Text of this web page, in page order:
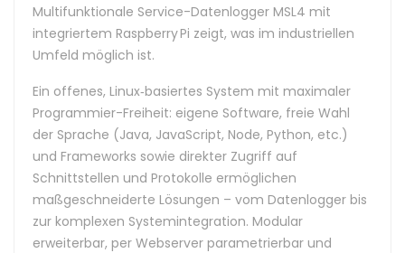
Multifunktionale Service-Datenlogger MSL4 mit
integriertem Raspberry Pi zeigt, was im industriellen
Umfeld möglich ist.
Ein offenes, Linux‑basiertes System mit maximaler
Programmier-Freiheit: eigene Software, freie Wahl
der Sprache (Java, JavaScript, Node, Python, etc.)
und Frameworks sowie direkter Zugriff auf
Schnittstellen und Protokolle ermöglichen
maßgeschneiderte Lösungen – vom Datenlogger bis
zur komplexen Systemintegration. Modular
erweiterbar, per Webserver parametrierbar und